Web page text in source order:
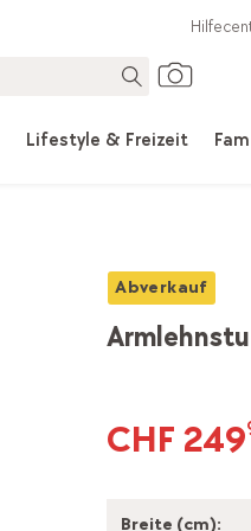
Lifestyle & Freizeit
Abverkauf
CHF 249
Breite (cm):